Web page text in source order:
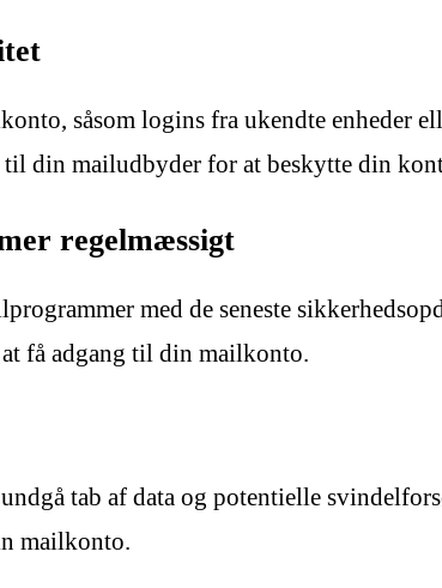
såsom logins fra ukendte enheder
din mailudbyder for at beskytte din
regelmæssigt
med de seneste
få adgang til din mailkonto.
tab af data og potentielle
mailkonto.